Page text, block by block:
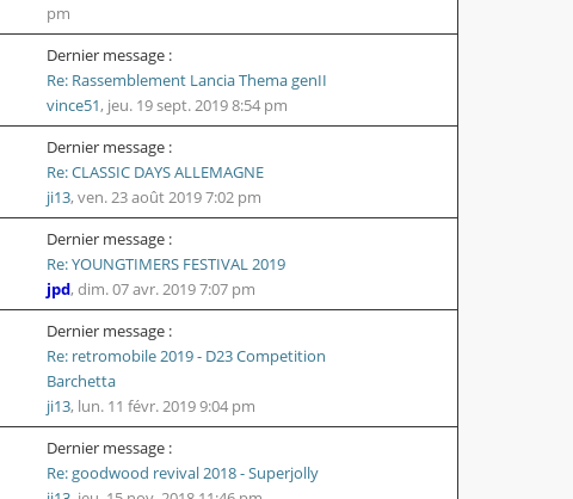
pm
Dernier message :
Re: Rassemblement Lancia Thema genII
vince51, jeu. 19 sept. 2019 8:54 pm
Dernier message :
Re: CLASSIC DAYS ALLEMAGNE
ji13, ven. 23 août 2019 7:02 pm
Dernier message :
Re: YOUNGTIMERS FESTIVAL 2019
jpd, dim. 07 avr. 2019 7:07 pm
Dernier message :
Re: retromobile 2019 - D23 Competition
Barchetta
ji13, lun. 11 févr. 2019 9:04 pm
Dernier message :
Re: goodwood revival 2018 - Superjolly